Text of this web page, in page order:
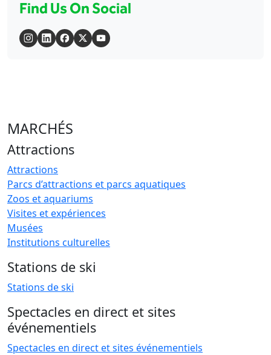
Find Us On Social
MARCHÉS
Attractions
Attractions
Parcs d’attractions et parcs aquatiques
Zoos et aquariums
Visites et expériences
Musées
Institutions culturelles
Stations de ski
Stations de ski
Spectacles en direct et sites
événementiels
Spectacles en direct et sites événementiels